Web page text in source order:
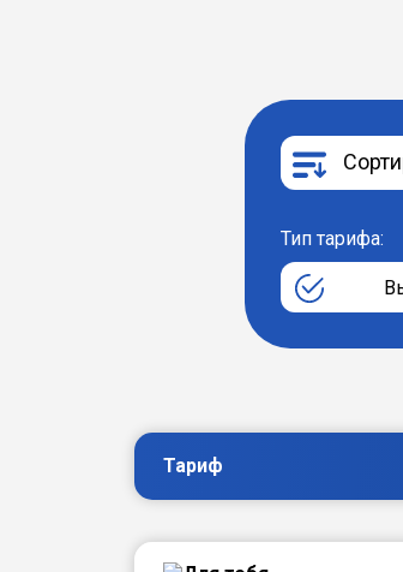
Тип тарифа:
Тариф